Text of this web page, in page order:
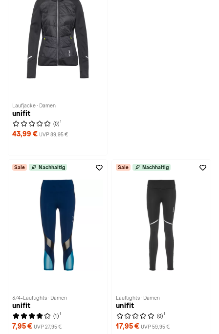
Laufjacke · Damen
unifit
(0) 1
43,99 € UVP 89,95 €
Sale Nachhaltig
3/4-Lauftights · Damen
unifit
(1) 1
7,95 € UVP 27,95 €
Sale Nachhaltig
Lauftights · Damen
unifit
(0) 1
17,95 € UVP 59,95 €